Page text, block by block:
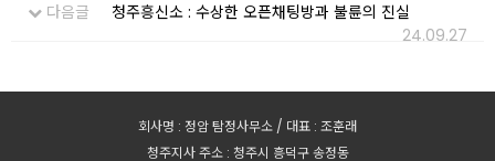
다음글
청주흥신소 : 수상한 오픈채팅방과 불륜의 진실
24.09.27
회사명 : 정암 탐정사무소 / 대표 : 조훈래
청주지사 주소 : 청주시 흥덕구 송정동